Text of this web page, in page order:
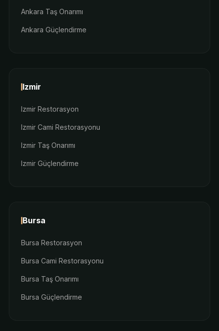
Ankara Taş Onarımı
Ankara Güçlendirme
Izmir
Izmir Restorasyon
Izmir Cami Restorasyonu
Izmir Taş Onarımı
Izmir Güçlendirme
Bursa
Bursa Restorasyon
Bursa Cami Restorasyonu
Bursa Taş Onarımı
Bursa Güçlendirme